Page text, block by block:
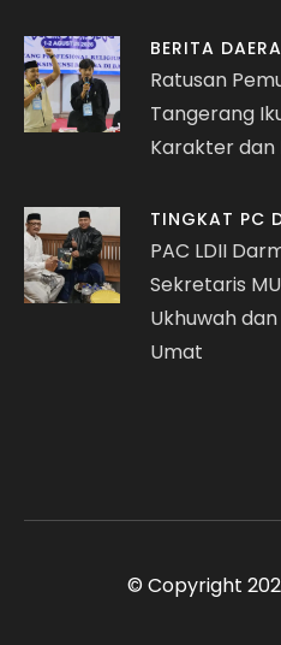
BERITA
Ratusan
Tangerang
Karakter
TINGKAT PC
PAC LDII
Sekretaris
Ukhuwah
Umat
© Copyright